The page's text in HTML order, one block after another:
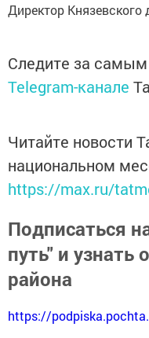
Директор Князевского
Следите за
Telegram-канале
Читайте новости
национальном
https://max.ru/
Подписаться
путь" и узнать
района
https://